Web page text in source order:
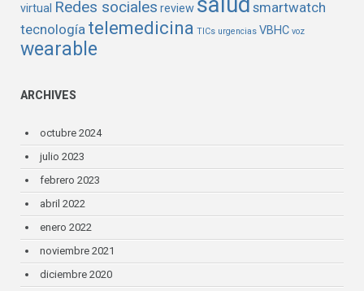
virtual Redes sociales review
smartwatch
tecnología telemedicina TICs urgencias VBHC voz
wearable
ARCHIVES
octubre 2024
julio 2023
febrero 2023
abril 2022
enero 2022
noviembre 2021
diciembre 2020